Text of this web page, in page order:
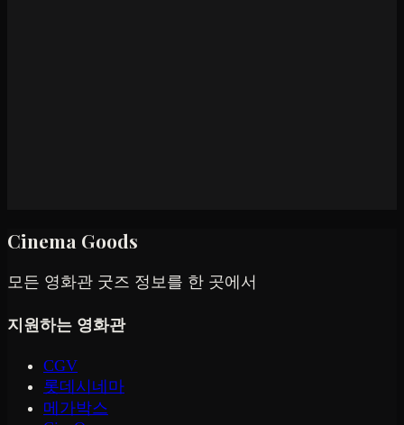
Cinema Goods
모든 영화관 굿즈 정보를 한 곳에서
지원하는 영화관
CGV
롯데시네마
메가박스